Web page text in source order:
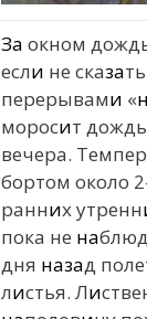
За окном
если не сказа
перерывами «
моросит
вечера.
бортом около
ранних утренн
пока не на
дня назад
листья. Ли